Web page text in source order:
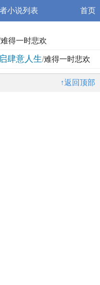
小说列表 首页
难得一时悲欢
肆意人生/难得一时悲欢
↑返回顶部